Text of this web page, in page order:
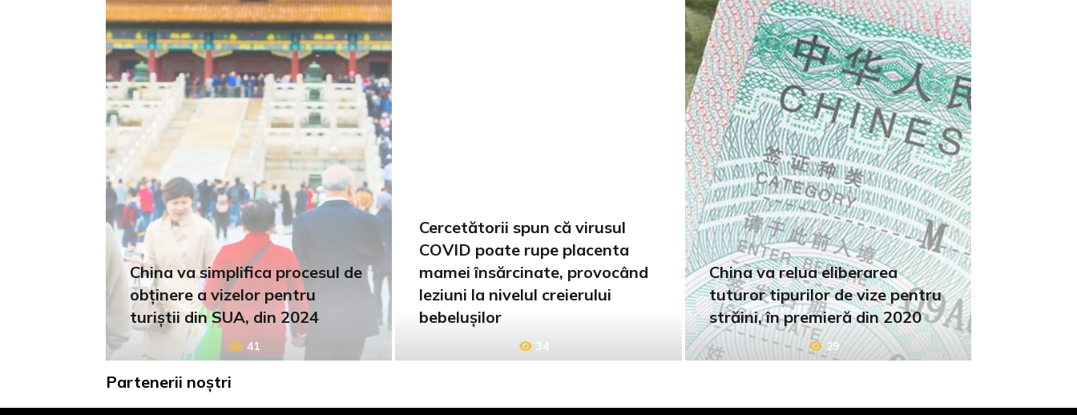
China va simplifica procesul de
obținere a vizelor pentru
turiștii din SUA, din 2024
41
Cercetătorii spun că virusul
COVID poate rupe placenta
mamei însărcinate, provocând
leziuni la nivelul creierului
bebelușilor
34
China va relua eliberarea
tuturor tipurilor de vize pentru
străini, în premieră din 2020
29
Partenerii noștri